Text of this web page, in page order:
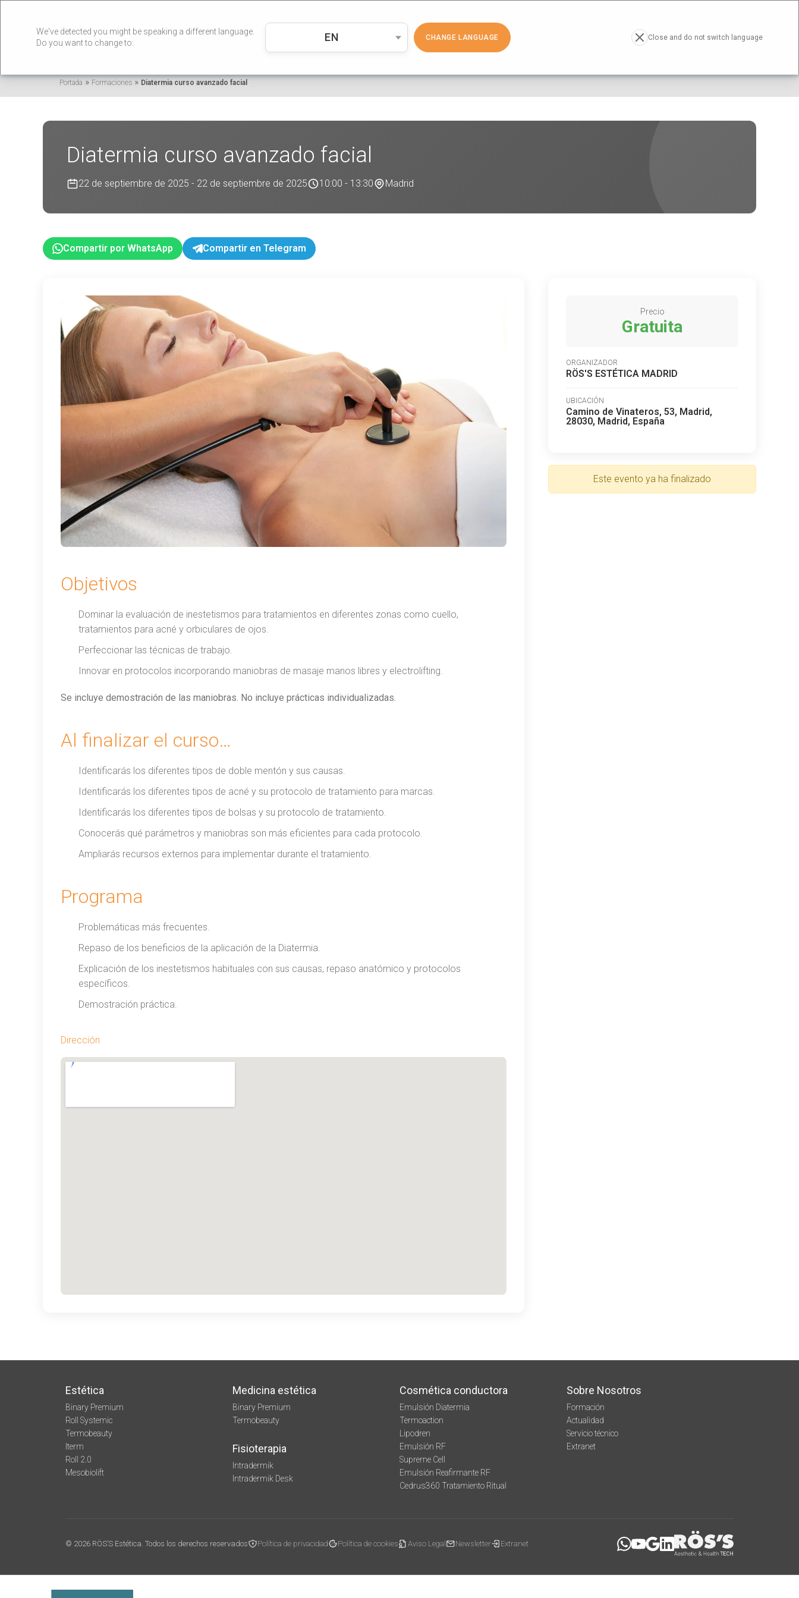
We've detected you might be speaking a different language.
Do you want to change to:
EN CHANGE LANGUAGE Close and do not switch language
COSMÉTICA CONTACTO
Portada»Formaciones»Diatermia curso avanzado facial
Diatermia curso avanzado facial
22 de septiembre de 2025 - 22 de septiembre de 2025 10:00 - 13:30 Madrid
Compartir por WhatsApp Compartir en Telegram
Objetivos
Dominar la evaluación de inestetismos para tratamientos en diferentes zonas como cuello,
tratamientos para acné y orbiculares de ojos.
Perfeccionar las técnicas de trabajo.
Innovar en protocolos incorporando maniobras de masaje manos libres y electrolifting.
Se incluye demostración de las maniobras. No incluye prácticas individualizadas.
Al finalizar el curso…
Identificarás los diferentes tipos de doble mentón y sus causas.
Identificarás los diferentes tipos de acné y su protocolo de tratamiento para marcas.
Identificarás los diferentes tipos de bolsas y su protocolo de tratamiento.
Conocerás qué parámetros y maniobras son más eficientes para cada protocolo.
Ampliarás recursos externos para implementar durante el tratamiento.
Programa
Problemáticas más frecuentes.
Repaso de los beneficios de la aplicación de la Diatermia.
Explicación de los inestetismos habituales con sus causas, repaso anatómico y protocolos
específicos.
Demostración práctica.
Dirección
Precio
Gratuita
ORGANIZADOR
RÖS'S ESTÉTICA MADRID
UBICACIÓN
Camino de Vinateros, 53, Madrid,
28030, Madrid, España
Este evento ya ha finalizado
Estética
Binary Premium
Roll Systemic
Termobeauty
Iterm
Roll 2.0
Mesobiolift
Medicina estética
Binary Premium
Termobeauty
Fisioterapia
Intradermik
Intradermik Desk
Cosmética conductora
Emulsión Diatermia
Termoaction
Lipodren
Emulsión RF
Supreme Cell
Emulsión Reafirmante RF
Cedrus360 Tratamiento Ritual
Sobre Nosotros
Formación
Actualidad
Servicio técnico
Extranet
© 2026 RÖS’S Estética. Todos los derechos reservados Política de privacidad Política de cookies Aviso Legal Newsletter Extranet